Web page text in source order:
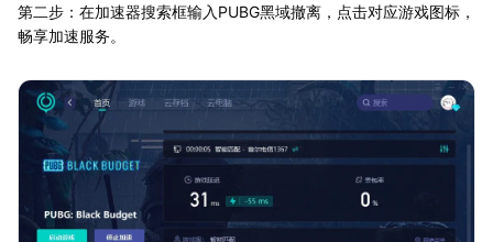
第二步：在加速器搜索框输入PUBG黑域撤离，点击对应游戏图标，
畅享加速服务。